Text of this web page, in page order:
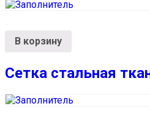
В корзину
Сетка стальная